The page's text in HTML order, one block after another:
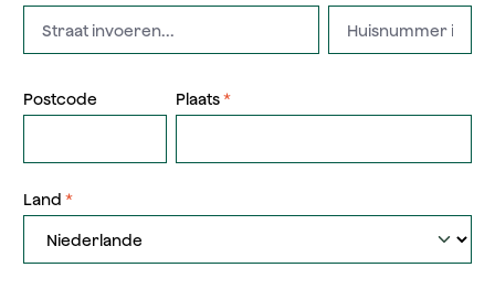
Postcode Plaats*
Land *